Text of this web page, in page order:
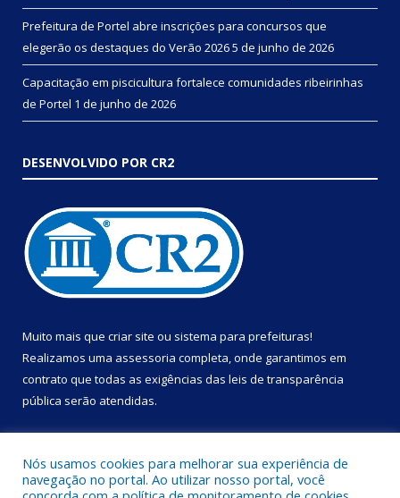
Prefeitura de Portel abre inscrições para concursos que
elegerão os destaques do Verão 20265 de junho de 2026
Capacitação em piscicultura fortalece comunidades ribeirinhas
de Portel 1 de junho de 2026
DESENVOLVIDO POR CR2
Muito mais que criar site ou sistema para prefeituras!
Realizamos uma assessoria completa, onde garantimos em
contrato que todas as exigências das leis de transparência
pública serão atendidas.
Nós usamos cookies para melhorar sua experiência de
navegação no portal. Ao utilizar nosso portal, você